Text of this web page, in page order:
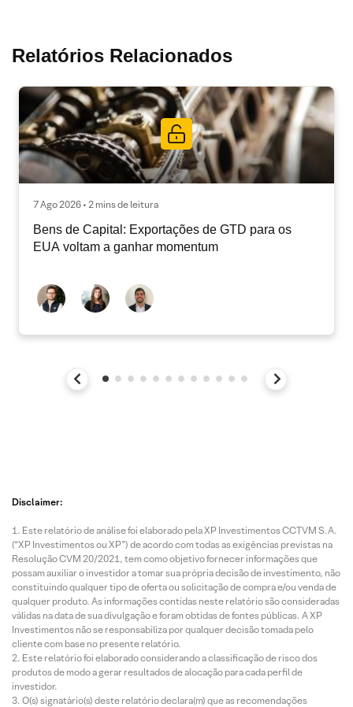
Relatórios Relacionados
7 Ago 2026 • 2 mins de leitura
Bens de Capital: Exportações de GTD para os
EUA voltam a ganhar momentum
Disclaimer:
Este relatório de análise foi elaborado pela XP Investimentos CCTVM S.A.
(“XP Investimentos ou XP”) de acordo com todas as exigências previstas na
Resolução CVM 20/2021, tem como objetivo fornecer informações que
possam auxiliar o investidor a tomar sua própria decisão de investimento, não
constituindo qualquer tipo de oferta ou solicitação de compra e/ou venda de
qualquer produto. As informações contidas neste relatório são consideradas
válidas na data de sua divulgação e foram obtidas de fontes públicas. A XP
Investimentos não se responsabiliza por qualquer decisão tomada pelo
cliente com base no presente relatório.
Este relatório foi elaborado considerando a classificação de risco dos
produtos de modo a gerar resultados de alocação para cada perfil de
investidor.
O(s) signatário(s) deste relatório declara(m) que as recomendações